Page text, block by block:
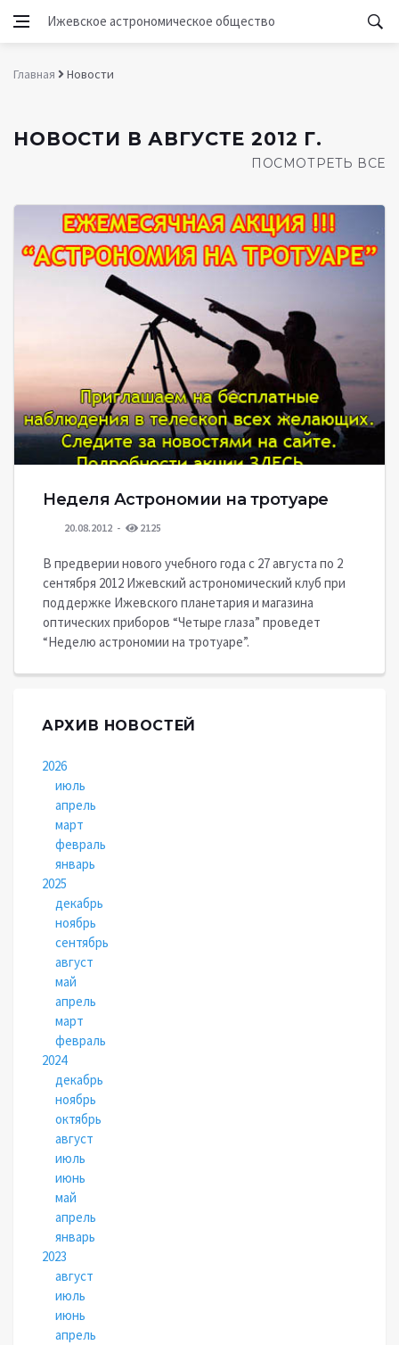
Ижевское астрономическое общество
Главная Новости
НОВОСТИ В АВГУСТЕ 2012 Г.
ПОСМОТРЕТЬ ВСЕ
Неделя Астрономии на тротуаре
20.08.2012 2125
В предверии нового учебного года с 27 августа по 2
сентября 2012 Ижевский астрономический клуб при
поддержке Ижевского планетария и магазина
оптических приборов “Четыре глаза” проведет
“Неделю астрономии на тротуаре”.
АРХИВ НОВОСТЕЙ
2026
июль
апрель
март
февраль
январь
2025
декабрь
ноябрь
сентябрь
август
май
апрель
март
февраль
2024
декабрь
ноябрь
октябрь
август
июль
июнь
май
апрель
январь
2023
август
июль
июнь
апрель